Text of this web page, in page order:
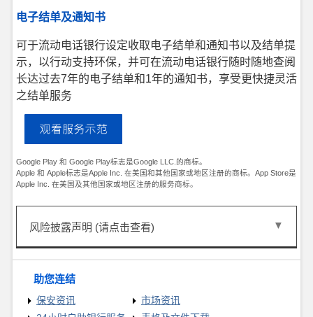
电子结单及通知书
可于流动电话银行设定收取电子结单和通知书以及结单提
示，以行动支持环保，并可在流动电话银行随时随地查阅
长达过去7年的电子结单和1年的通知书，享受更快捷灵活
之结单服务
Google Play 和 Google Play标志是Google LLC.的商标。
Apple 和 Apple标志是Apple Inc. 在美国和其他国家或地区注册的商标。App Store是
Apple Inc. 在美国及其他国家或地区注册的服务商标。
风险披露声明 (请点击查看)
产品或服务的建议或邀请。投资涉及风险。投资者应明了所
有投资均涉及风险，投资产品价格可升亦可跌，甚至变成毫
无价值，过往表现并非日后表现的指标，故在作出任何投资
助您连结
保安资讯
市场资讯